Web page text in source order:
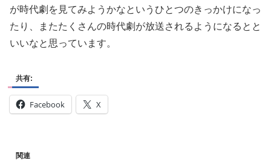
が時代劇を見てみようかなというひとつのきっかけになっ
たり、またたくさんの時代劇が放送されるようになるとと
いいなと思っています。
共有:
Facebook X
関連